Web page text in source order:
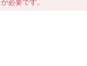
必要です。